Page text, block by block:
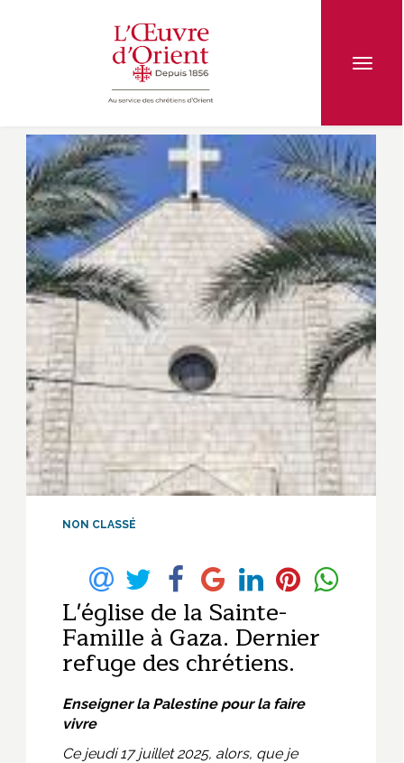
NON CLASSÉ
L'église de la Sainte-
Famille à Gaza. Dernier
refuge des chrétiens.
Enseigner la Palestine pour la faire
vivre
Ce jeudi 17 juillet 2025, alors, que je